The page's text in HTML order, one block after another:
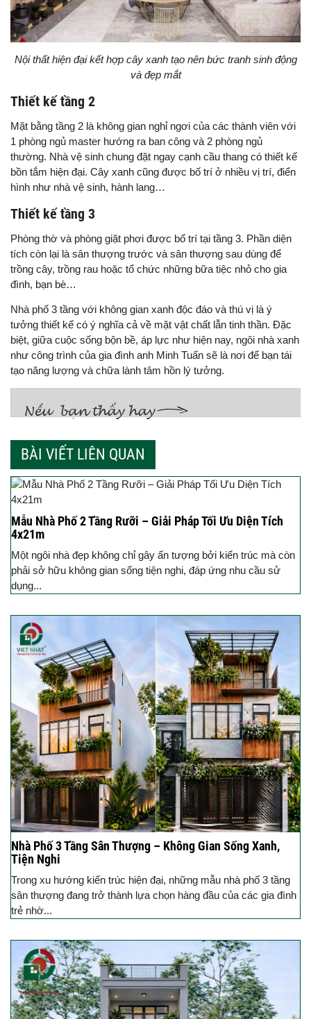
Nội thất hiện đại kết hợp cây xanh tạo nên bức tranh sinh động
và đẹp mắt
Thiết kế tầng 2
Mặt bằng tầng 2 là không gian nghỉ ngơi của các thành viên với
1 phòng ngủ master hướng ra ban công và 2 phòng ngủ
thường. Nhà vệ sinh chung đặt ngay cạnh cầu thang có thiết kế
bồn tắm hiện đại. Cây xanh cũng được bố trí ở nhiều vị trí, điển
hình như nhà vệ sinh, hành lang…
Thiết kế tầng 3
Phòng thờ và phòng giặt phơi được bố trí tại tầng 3. Phần diện
tích còn lại là sân thượng trước và sân thượng sau dùng để
trồng cây, trồng rau hoặc tổ chức những bữa tiệc nhỏ cho gia
đình, bạn bè…
Nhà phố 3 tầng với không gian xanh độc đáo và thú vị là ý
tưởng thiết kế có ý nghĩa cả về mặt vật chất lẫn tinh thần. Đặc
biệt, giữa cuộc sống bộn bề, áp lực như hiện nay, ngôi nhà xanh
như công trình của gia đình anh Minh Tuấn sẽ là nơi để bạn tái
tạo năng lượng và chữa lành tâm hồn lý tưởng.
BÀI VIẾT LIÊN QUAN
Mẫu Nhà Phố 2 Tầng Rưỡi – Giải Pháp Tối Ưu Diện Tích
4x21m
Một ngôi nhà đẹp không chỉ gây ấn tượng bởi kiến trúc mà còn
phải sở hữu không gian sống tiện nghi, đáp ứng nhu cầu sử
dụng...
Nhà Phố 3 Tầng Sân Thượng – Không Gian Sống Xanh,
Tiện Nghi
Trong xu hướng kiến trúc hiện đại, những mẫu nhà phố 3 tầng
sân thượng đang trở thành lựa chọn hàng đầu của các gia đình
trẻ nhờ...